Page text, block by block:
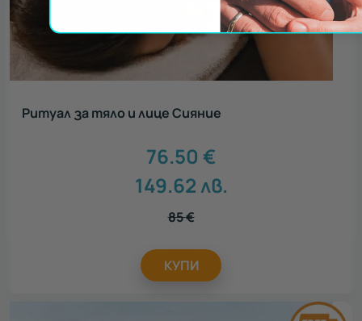
Ритуал за тяло и лице Сияние
76.50 €
149.62лв.
85€
КУПИ